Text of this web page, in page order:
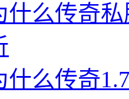
什么传奇
什么传奇